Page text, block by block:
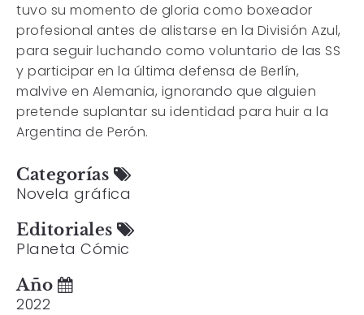
tuvo su momento de gloria como boxeador
profesional antes de alistarse en la División Azul,
para seguir luchando como voluntario de las SS
y participar en la última defensa de Berlín,
malvive en Alemania, ignorando que alguien
pretende suplantar su identidad para huir a la
Argentina de Perón.
Categorías
Novela gráfica
Editoriales
Planeta Cómic
Año
2022